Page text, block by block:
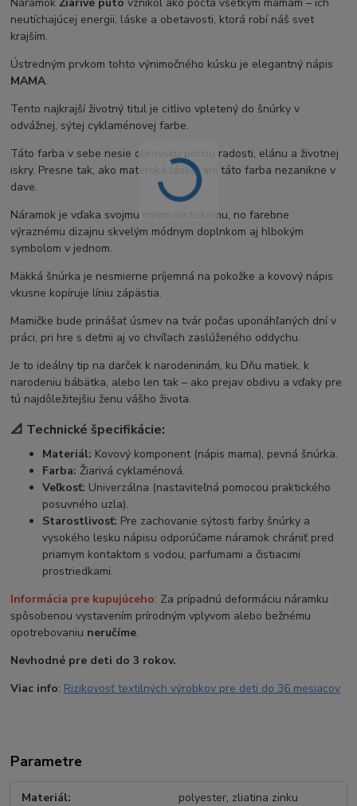
NáramokŽiarivé puto vznikol ako pocta všetkým mamám – ich
neutíchajúcej energii, láske a obetavosti, ktorá robí náš svet
krajším.
Ústredným prvkom tohto výnimočného kúsku je elegantný nápis
MAMA.
Tento najkrajší životný titul je citlivo vpletený do šnúrky v
odvážnej, sýtej cyklaménovej farbe.
Táto farba v sebe nesie obrovskú porciu radosti, elánu a životnej
iskry. Presne tak, ako materská láska, ani táto farba nezanikne v
dave.
Náramok je vďaka svojmu minimalistickému, no farebne
výraznému dizajnu skvelým módnym doplnkom aj hlbokým
symbolom v jednom.
Mäkká šnúrka je nesmierne príjemná na pokožke a kovový nápis
vkusne kopíruje líniu zápästia.
Mamičke bude prinášať úsmev na tvár počas uponáhľaných dní v
práci, pri hre s deťmi aj vo chvíľach zaslúženého oddychu.
Je to ideálny tip na darček k narodeninám, ku Dňu matiek, k
narodeniu bábätka, alebo len tak – ako prejav obdivu a vďaky pre
tú najdôležitejšiu ženu vášho života.
📐 Technické špecifikácie:
Materiál: Kovový komponent (nápis mama), pevná šnúrka.
Farba: Žiarivá cyklaménová.
Veľkosť: Univerzálna (nastaviteľná pomocou praktického
posuvného uzla).
Starostlivosť: Pre zachovanie sýtosti farby šnúrky a
vysokého lesku nápisu odporúčame náramok chrániť pred
priamym kontaktom s vodou, parfumami a čistiacimi
prostriedkami.
Informácia pre kupujúceho: Za prípadnú deformáciu náramku
spôsobenou vystavením prírodným vplyvom alebo bežnému
opotrebovaniu neručíme.
Nevhodné pre deti do 3 rokov.
Viac info: Rizikovosť textilných výrobkov pre deti do 36 mesiacov
Parametre
Materiál polyester, zliatina zinku